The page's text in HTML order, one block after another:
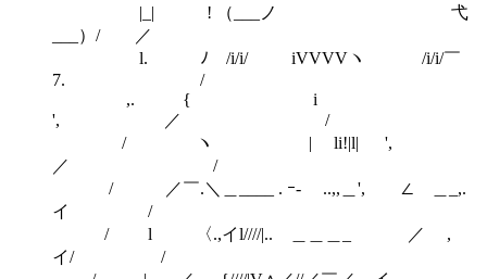
|_| ! （___ノ 弋
___）/ ／
l. ﾉ /i/i/ iVVVVヽ /i/i/￣
7. /
,. { i
', ／ /
/ ヽ | li!|l| ',
／ /
/ ／￣.＼＿____ . ｰ- ..,,＿', ∠ ＿_,.
イ /
/ l 〈.,イl////|.. ＿＿＿_ ／ ,
イ/ /